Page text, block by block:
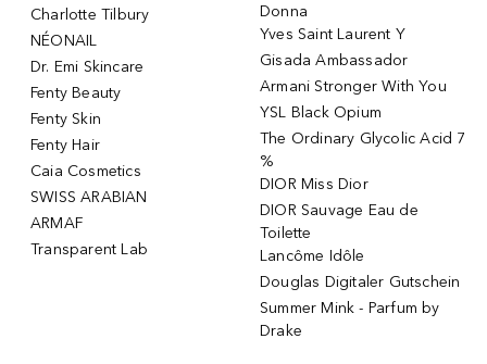
Charlotte Tilbury
NÉONAIL
Dr. Emi Skincare
Fenty Beauty
Fenty Skin
Fenty Hair
Caia Cosmetics
SWISS ARABIAN
ARMAF
Transparent Lab
Donna
Yves Saint Laurent Y
Gisada Ambassador
Armani Stronger With You
YSL Black Opium
The Ordinary Glycolic Acid 7
%
DIOR Miss Dior
DIOR Sauvage Eau de
Toilette
Lancôme Idôle
Douglas Digitaler Gutschein
Summer Mink - Parfum by
Drake